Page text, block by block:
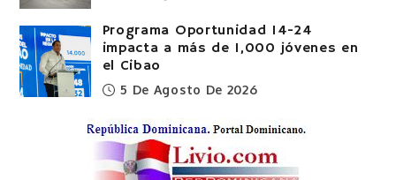
Programa Oportunidad 14-24
impacta a más de 1,000 jóvenes en
el Cibao
5 De Agosto De 2026